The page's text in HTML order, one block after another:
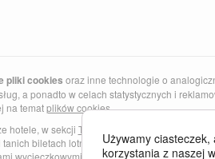
pliki cookies oraz inne technologie o
a ponadto w celach statystycznych i
na tematplików cookies.
hotele, w sekcji Tried and Tested
biletach lotniczych do Anglii i Barcelony.
Używamy
korzystania z naszej